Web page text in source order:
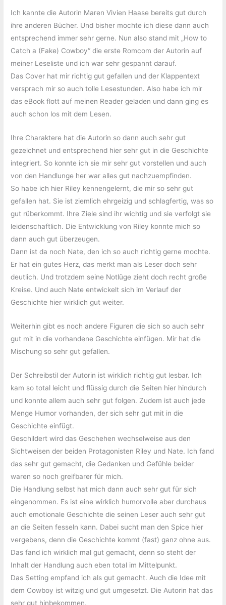
Ich kannte die Autorin Maren Vivien Haase bereits gut durch
ihre anderen Bücher. Und bisher mochte ich diese dann auch
entsprechend immer sehr gerne. Nun also stand mit „How to
Catch a (Fake) Cowboy“ die erste Romcom der Autorin auf
meiner Leseliste und ich war sehr gespannt darauf.
Das Cover hat mir richtig gut gefallen und der Klappentext
versprach mir so auch tolle Lesestunden. Also habe ich mir
das eBook flott auf meinen Reader geladen und dann ging es
auch schon los mit dem Lesen.
Ihre Charaktere hat die Autorin so dann auch sehr gut
gezeichnet und entsprechend hier sehr gut in die Geschichte
integriert. So konnte ich sie mir sehr gut vorstellen und auch
von den Handlunge her war alles gut nachzuempfinden.
So habe ich hier Riley kennengelernt, die mir so sehr gut
gefallen hat. Sie ist ziemlich ehrgeizig und schlagfertig, was so
gut rüberkommt. Ihre Ziele sind ihr wichtig und sie verfolgt sie
leidenschaftlich. Die Entwicklung von Riley konnte mich so
dann auch gut überzeugen.
Dann ist da noch Nate, den ich so auch richtig gerne mochte.
Er hat ein gutes Herz, das merkt man als Leser doch sehr
deutlich. Und trotzdem seine Notlüge zieht doch recht große
Kreise. Und auch Nate entwickelt sich im Verlauf der
Geschichte hier wirklich gut weiter.
Weiterhin gibt es noch andere Figuren die sich so auch sehr
gut mit in die vorhandene Geschichte einfügen. Mir hat die
Mischung so sehr gut gefallen.
Der Schreibstil der Autorin ist wirklich richtig gut lesbar. Ich
kam so total leicht und flüssig durch die Seiten hier hindurch
und konnte allem auch sehr gut folgen. Zudem ist auch jede
Menge Humor vorhanden, der sich sehr gut mit in die
Geschichte einfügt.
Geschildert wird das Geschehen wechselweise aus den
Sichtweisen der beiden Protagonisten Riley und Nate. Ich fand
das sehr gut gemacht, die Gedanken und Gefühle beider
waren so noch greifbarer für mich.
Die Handlung selbst hat mich dann auch sehr gut für sich
eingenommen. Es ist eine wirklich humorvolle aber durchaus
auch emotionale Geschichte die seinen Leser auch sehr gut
an die Seiten fesseln kann. Dabei sucht man den Spice hier
vergebens, denn die Geschichte kommt (fast) ganz ohne aus.
Das fand ich wirklich mal gut gemacht, denn so steht der
Inhalt der Handlung auch eben total im Mittelpunkt.
Das Setting empfand ich als gut gemacht. Auch die Idee mit
dem Cowboy ist witzig und gut umgesetzt. Die Autorin hat das
sehr gut hinbekommen.